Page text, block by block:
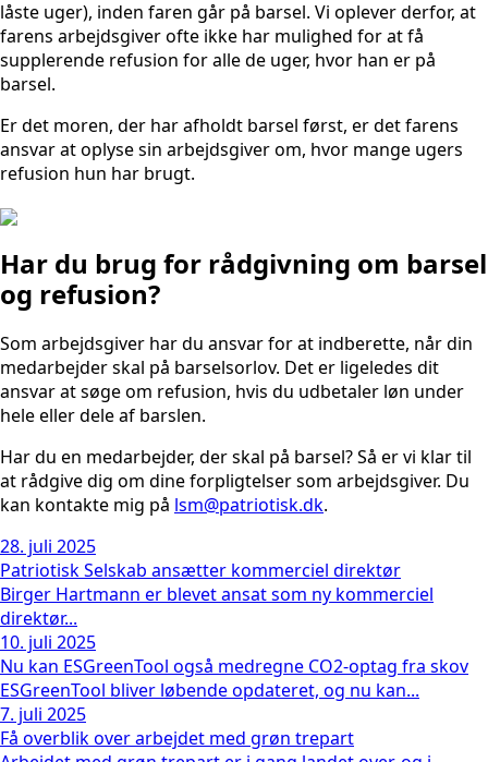
låste uger), inden faren går på barsel. Vi oplever derfor, at
farens arbejdsgiver ofte ikke har mulighed for at få
supplerende refusion for alle de uger, hvor han er på
barsel.
Er det moren, der har afholdt barsel først, er det farens
ansvar at oplyse sin arbejdsgiver om, hvor mange ugers
refusion hun har brugt.
Har du brug for rådgivning om barsel
og refusion?
Som arbejdsgiver har du ansvar for at indberette, når din
medarbejder skal på barselsorlov. Det er ligeledes dit
ansvar at søge om refusion, hvis du udbetaler løn under
hele eller dele af barslen.
Har du en medarbejder, der skal på barsel? Så er vi klar til
at rådgive dig om dine forpligtelser som arbejdsgiver. Du
kan kontakte mig på lsm@patriotisk.dk.
28. juli 2025
Patriotisk Selskab ansætter kommerciel direktør
Birger Hartmann er blevet ansat som ny kommerciel
direktør...
10. juli 2025
Nu kan ESGreenTool også medregne CO2-optag fra skov
ESGreenTool bliver løbende opdateret, og nu kan...
7. juli 2025
Få overblik over arbejdet med grøn trepart